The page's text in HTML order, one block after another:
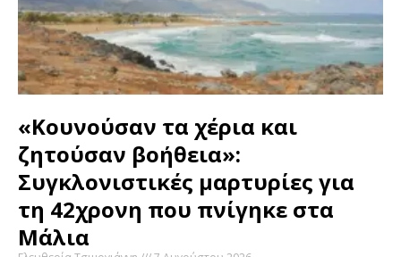
«Κουνούσαν τα χέρια και
ζητούσαν βοήθεια»:
Συγκλονιστικές μαρτυρίες για
τη 42χρονη που πνίγηκε στα
Μάλια